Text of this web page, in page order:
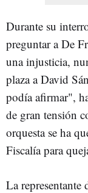
Durante su
preguntar a De
una injusticia,
plaza a David
podía afirmar",
de gran tensión
orquesta se ha
Fiscalía para
La